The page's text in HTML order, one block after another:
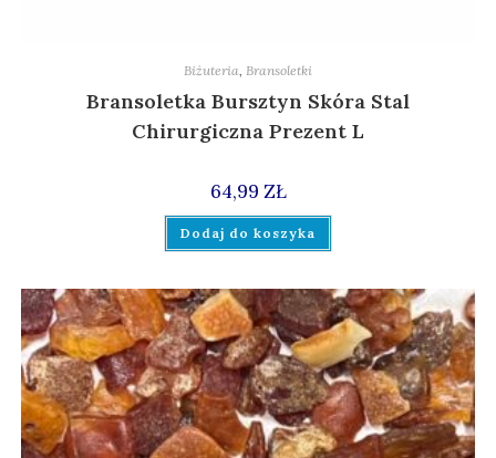
Biżuteria, Bransoletki
Bransoletka Bursztyn Skóra Stal
Chirurgiczna Prezent L
64,99 ZŁ
Dodaj do koszyka